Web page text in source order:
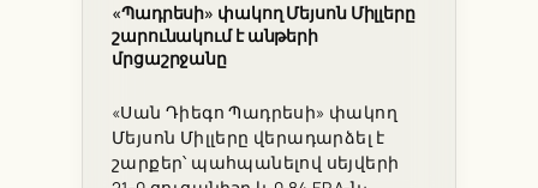
«Պադրեսի» փակող Մեյսոն Միլլերը
շարունակում է անթերի
մրցաշրջանը
«Սան Դիեգո Պադրեսի» փակող
Մեյսոն Միլլերը վերադարձել է
շարքեր՝ պահպանելով սեյվերի